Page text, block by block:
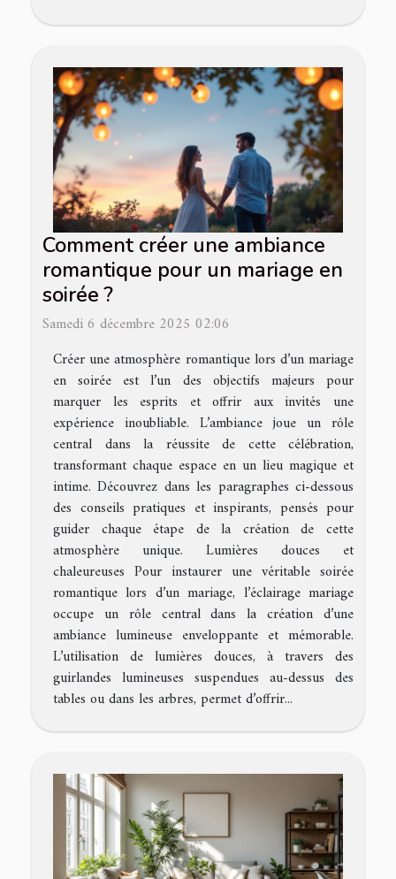
Comment créer une ambiance
romantique pour un mariage en
soirée ?
Samedi 6 décembre 2025 02:06
Créer une atmosphère romantique lors d’un mariage
en soirée est l’un des objectifs majeurs pour
marquer les esprits et offrir aux invités une
expérience inoubliable. L’ambiance joue un rôle
central dans la réussite de cette célébration,
transformant chaque espace en un lieu magique et
intime. Découvrez dans les paragraphes ci-dessous
des conseils pratiques et inspirants, pensés pour
guider chaque étape de la création de cette
atmosphère unique. Lumières douces et
chaleureuses Pour instaurer une véritable soirée
romantique lors d’un mariage, l’éclairage mariage
occupe un rôle central dans la création d’une
ambiance lumineuse enveloppante et mémorable.
L’utilisation de lumières douces, à travers des
guirlandes lumineuses suspendues au-dessus des
tables ou dans les arbres, permet d’offrir...